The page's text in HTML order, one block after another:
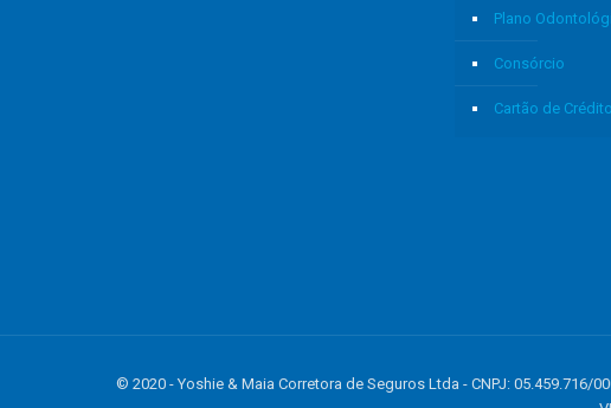
Plano
Consórcio
Cartão de Crédito
© 2020 - Yoshie & Maia Corretora de Seguros Ltda - CNPJ: 05.459.716/